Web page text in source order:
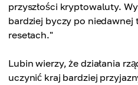
przyszłości kryptowaluty.
bardziej byczy po
resetach."
Lubin wierzy, że działania
uczynić kraj bardziej